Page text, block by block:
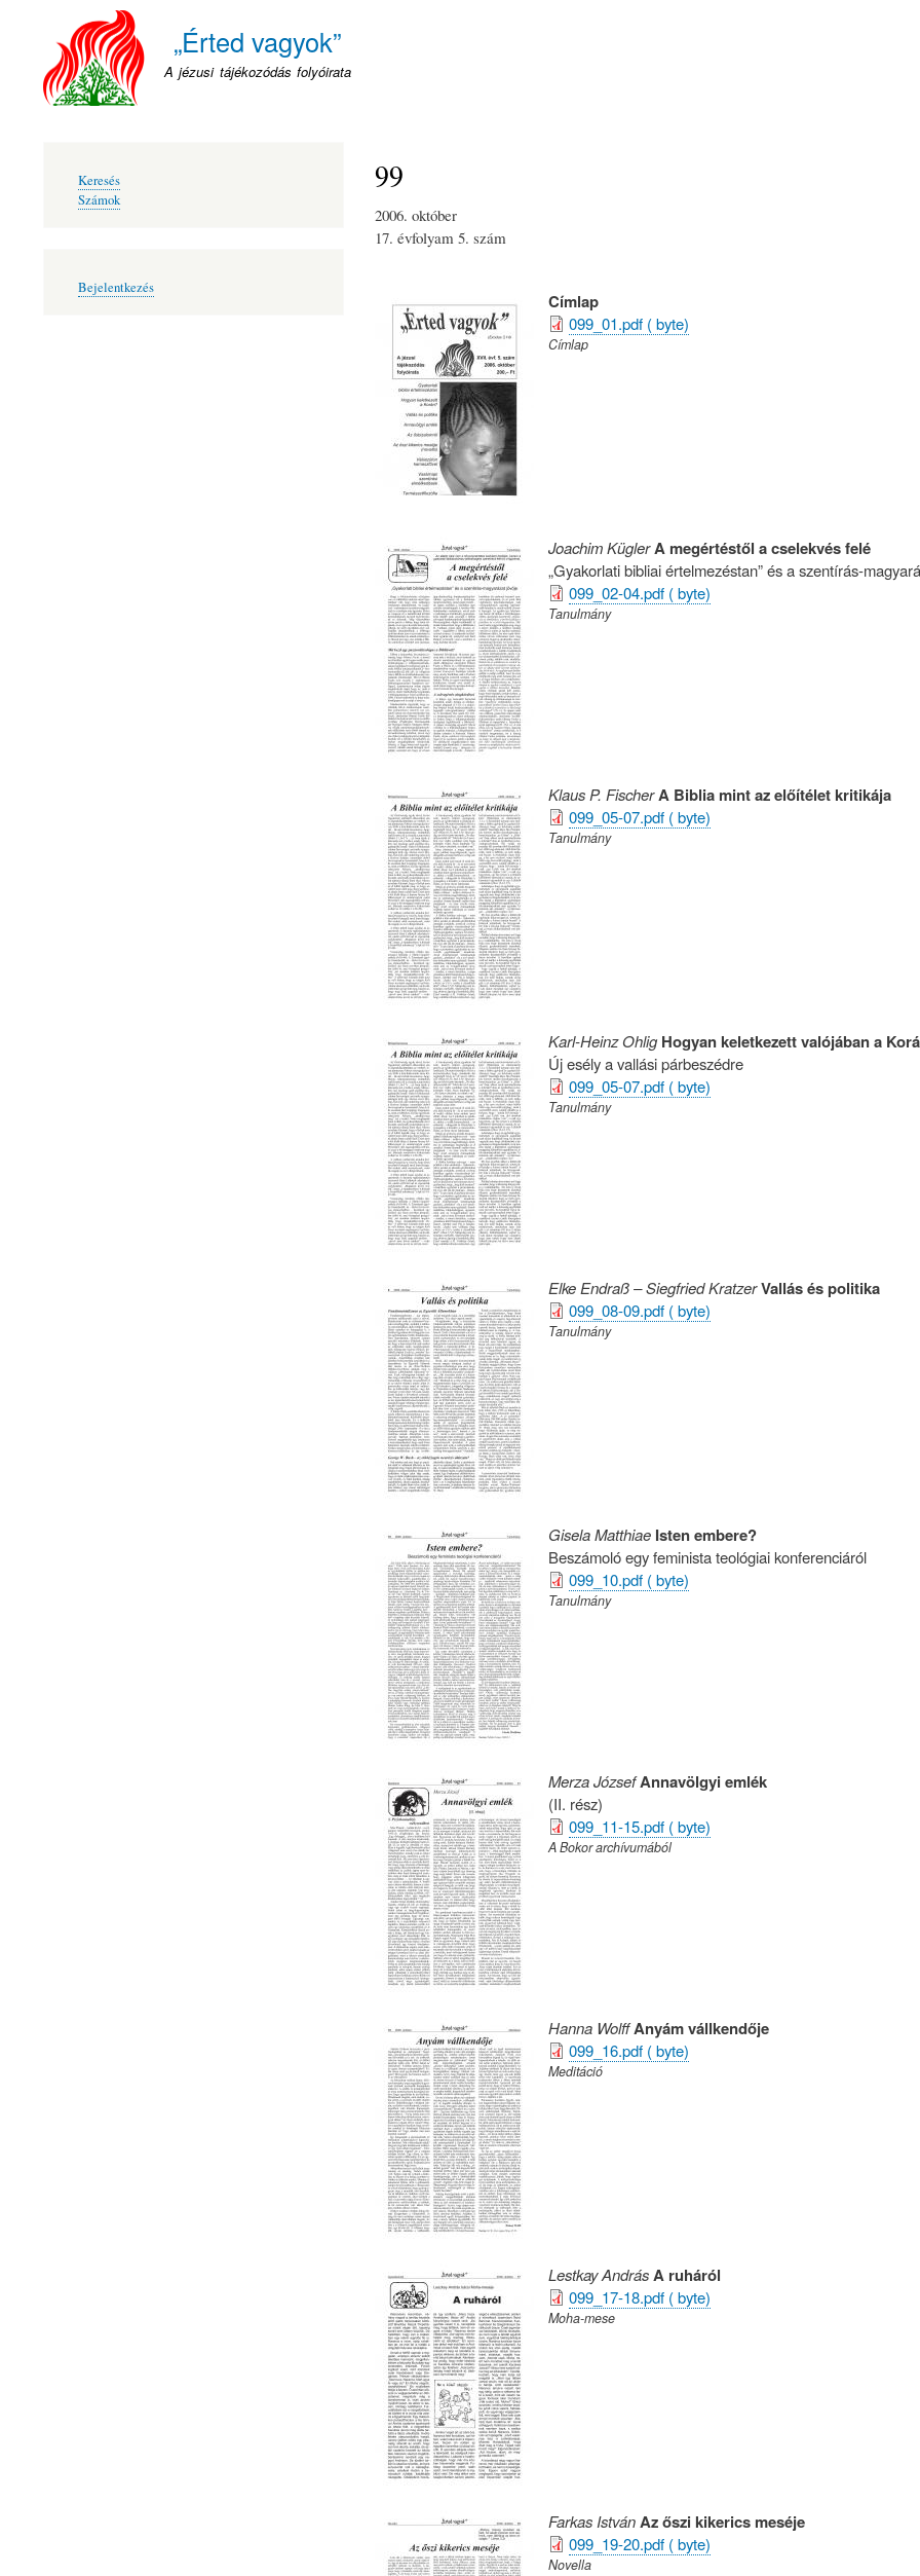
„Érted vagyok”
A jézusi tájékozódás folyóirata
99
2006. október
17. évfolyam 5. szám
Címlap
099_01.pdf ( byte)
Címlap
Joachim KüglerA megértéstől a cselekvés felé
„Gyakorlati bibliai értelmezéstan” és a szentírás-
099_02-04.pdf ( byte)
Tanulmány
Klaus P. FischerA Biblia mint az előítélet kritikája
099_05-07.pdf ( byte)
Tanulmány
Karl-Heinz Ohlig Hogyan keletkezett valójában a
Új esély a vallási párbeszédre
099_05-07.pdf ( byte)
Tanulmány
Elke Endraß – Siegfried KratzerVallás és politika
099_08-09.pdf ( byte)
Tanulmány
Gisela Matthiae Isten embere?
Beszámoló egy feminista teológiai konferenciáról
099_10.pdf ( byte)
Tanulmány
Merza JózsefAnnavölgyi emlék
(II. rész)
099_11-15.pdf ( byte)
A Bokor archívumából
Hanna WolffAnyám vállkendője
099_16.pdf ( byte)
Meditáció
Lestkay András A ruháról
099_17-18.pdf ( byte)
Moha-mese
Farkas István Az őszi kikerics meséje
099_19-20.pdf ( byte)
Novella
navigáció
Keresés
Számok
fiók
Bejelentkezés